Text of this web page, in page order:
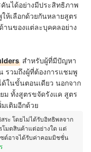
นได้อย่างมีประสิทธิภาพ
ห้เลือกด้วยกันหลายสูตร
านของแต่ละบุคคลอย่าง
สำหรับผู้ที่มีปัญหา
รวมถึงผู้ที่ต้องการแชมพู
ในขั้นตอนเดียว นอกจาก
ม ทั้งสูตรขจัดรังแค สูตร
เติมอีกด้วย
ระ โดยไม่ได้รับอิทธิพลจาก
โมตสินค้าแต่อย่างใด แต่
ซต์อาจได้รับค่าคอมมิชชั่น